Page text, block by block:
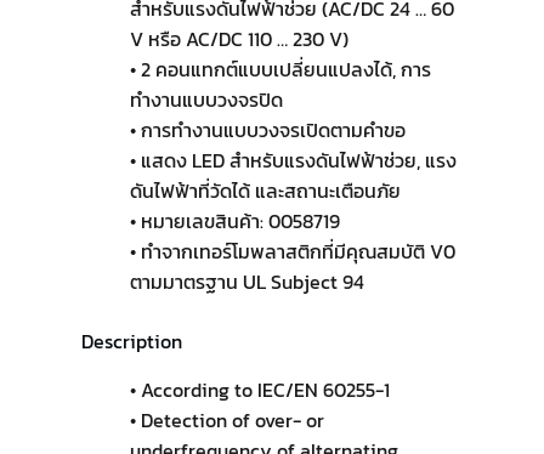
สำหรับแรงดันไฟฟ้าช่วย (AC/DC 24 … 60
V หรือ AC/DC 110 … 230 V)
• 2 คอนแทกต์แบบเปลี่ยนแปลงได้, การ
ทำงานแบบวงจรปิด
• การทำงานแบบวงจรเปิดตามคำขอ
• แสดง LED สำหรับแรงดันไฟฟ้าช่วย, แรง
ดันไฟฟ้าที่วัดได้ และสถานะเตือนภัย
• หมายเลขสินค้า: 0058719
• ทำจากเทอร์โมพลาสติกที่มีคุณสมบัติ V0
ตามมาตรฐาน UL Subject 94
Description
• According to IEC/EN 60255-1
• Detection of over- or